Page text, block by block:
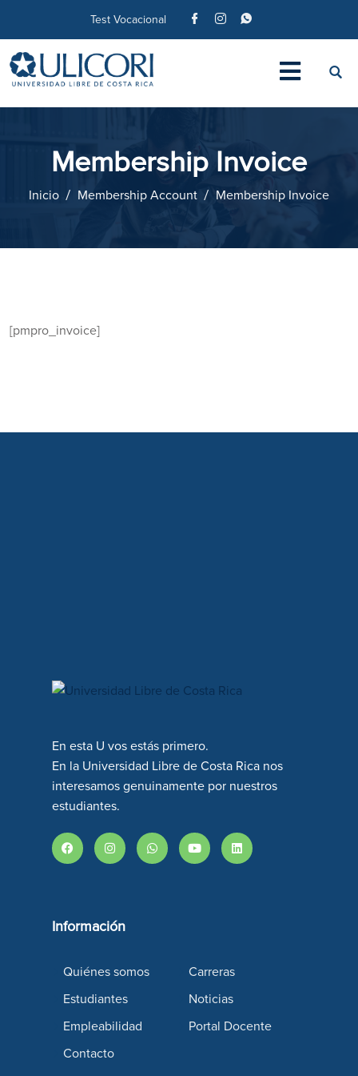
Test Vocacional
Membership Invoice
Inicio Membership Account Membership Invoice
[pmpro_invoice]
En esta U vos estás primero.
En la Universidad Libre de Costa Rica nos
interesamos genuinamente por nuestros
estudiantes.
Información
Quiénes somos Carreras
Estudiantes Noticias
Empleabilidad Portal Docente
Contacto